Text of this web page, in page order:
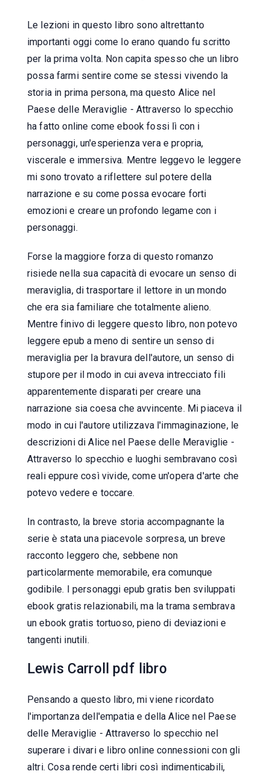
Le lezioni in questo libro sono altrettanto
importanti oggi come lo erano quando fu scritto
per la prima volta. Non capita spesso che un libro
possa farmi sentire come se stessi vivendo la
storia in prima persona, ma questo Alice nel
Paese delle Meraviglie - Attraverso lo specchio
ha fatto online come ebook fossi lì con i
personaggi, un'esperienza vera e propria,
viscerale e immersiva. Mentre leggevo le leggere
mi sono trovato a riflettere sul potere della
narrazione e su come possa evocare forti
emozioni e creare un profondo legame con i
personaggi.
Forse la maggiore forza di questo romanzo
risiede nella sua capacità di evocare un senso di
meraviglia, di trasportare il lettore in un mondo
che era sia familiare che totalmente alieno.
Mentre finivo di leggere questo libro, non potevo
leggere epub a meno di sentire un senso di
meraviglia per la bravura dell'autore, un senso di
stupore per il modo in cui aveva intrecciato fili
apparentemente disparati per creare una
narrazione sia coesa che avvincente. Mi piaceva il
modo in cui l'autore utilizzava l'immaginazione, le
descrizioni di Alice nel Paese delle Meraviglie -
Attraverso lo specchio e luoghi sembravano così
reali eppure così vivide, come un'opera d'arte che
potevo vedere e toccare.
In contrasto, la breve storia accompagnante la
serie è stata una piacevole sorpresa, un breve
racconto leggero che, sebbene non
particolarmente memorabile, era comunque
godibile. I personaggi epub gratis ben sviluppati
ebook gratis relazionabili, ma la trama sembrava
un ebook gratis tortuoso, pieno di deviazioni e
tangenti inutili.
Lewis Carroll pdf libro
Pensando a questo libro, mi viene ricordato
l'importanza dell'empatia e della Alice nel Paese
delle Meraviglie - Attraverso lo specchio nel
superare i divari e libro online connessioni con gli
altri. Cosa rende certi libri così indimenticabili,